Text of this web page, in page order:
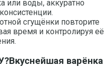
или воды, аккуратно
сгущёнки повторите
время и контролируя её
варёнка